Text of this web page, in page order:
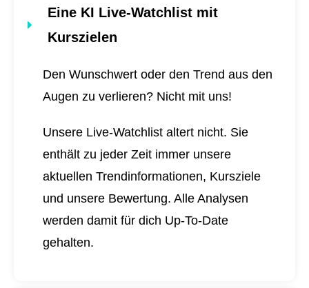
Eine KI Live-Watchlist mit
Kurszielen
Den Wunschwert oder den Trend aus den
Augen zu verlieren? Nicht mit uns!
Unsere Live-Watchlist altert nicht. Sie
enthält zu jeder Zeit immer unsere
aktuellen Trendinformationen, Kursziele
und unsere Bewertung. Alle Analysen
werden damit für dich Up-To-Date
gehalten.